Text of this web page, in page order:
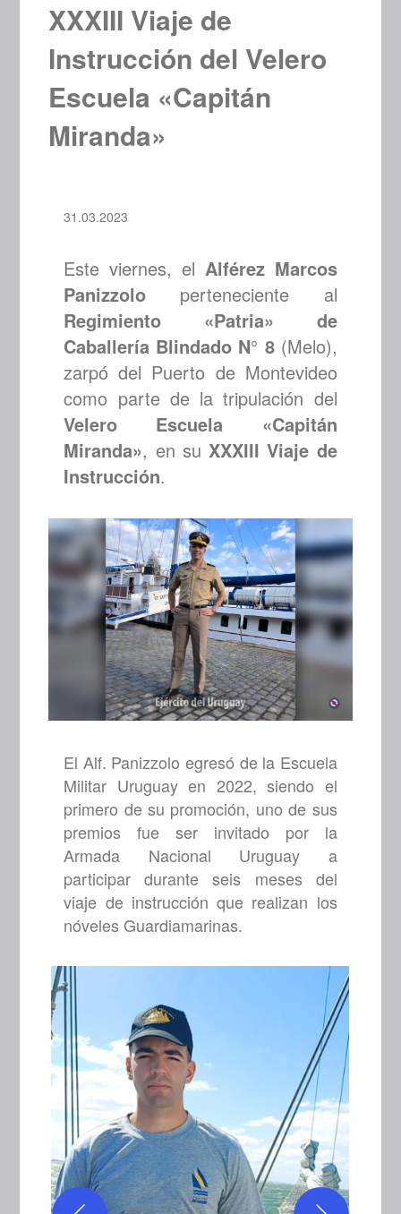
XXXIII Viaje de
Instrucción del Velero
Escuela «Capitán
Miranda»
31.03.2023
Este viernes, el Alférez Marcos
Panizzolo perteneciente al
Regimiento «Patria» de
Caballería Blindado N° 8(Melo),
zarpó del Puerto de Montevideo
como parte de la tripulación del
Velero Escuela «Capitán
Miranda», en suXXXIII Viaje de
Instrucción.
El Alf. Panizzolo egresó de la Escuela
Militar Uruguay en 2022, siendo el
primero de su promoción, uno de sus
premios fue ser invitado por la
Armada Nacional Uruguay a
participar durante seis meses del
viaje de instrucción que realizan los
nóveles Guardiamarinas.